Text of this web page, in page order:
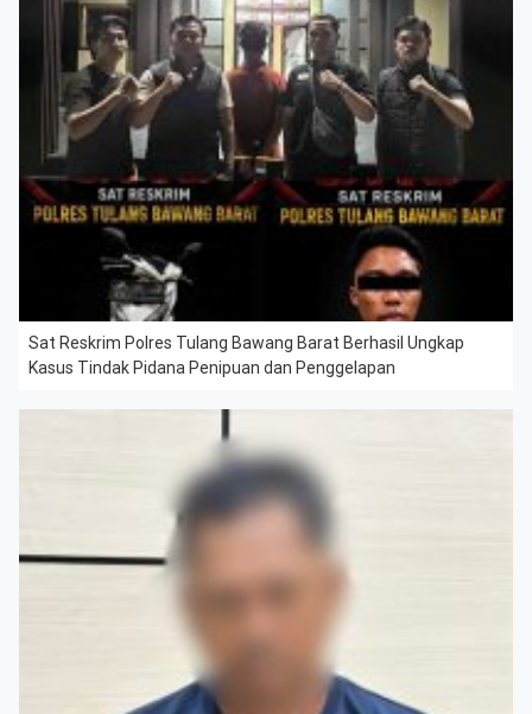
Sat Reskrim Polres Tulang Bawang Barat Berhasil Ungkap
Kasus Tindak Pidana Penipuan dan Penggelapan